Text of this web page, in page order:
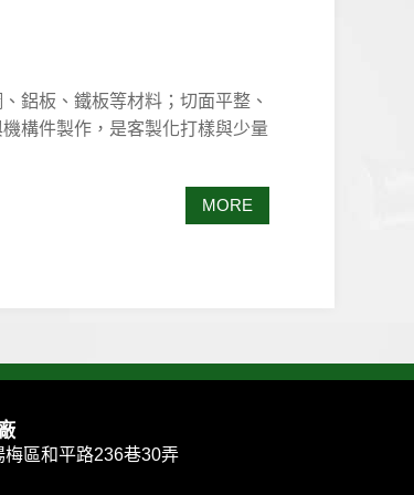
鋁板、鐵板等材料；切面平整、
構件製作，是客製化打樣與少量
MORE
區和平路236巷30弄